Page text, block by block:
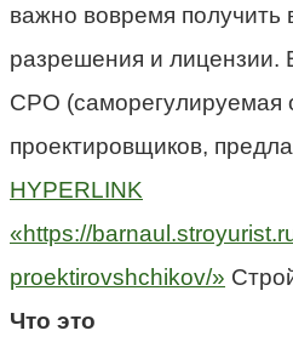
важно вовремя получить
разрешения и лицензии.
СРО (саморегулируемая
проектировщиков,
HYPERLINK
«https://
proektirovshchikov/»
Что это